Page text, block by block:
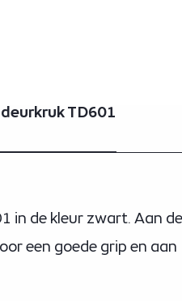
TD601
in de kleur zwart. Aan de
een goede grip en aan